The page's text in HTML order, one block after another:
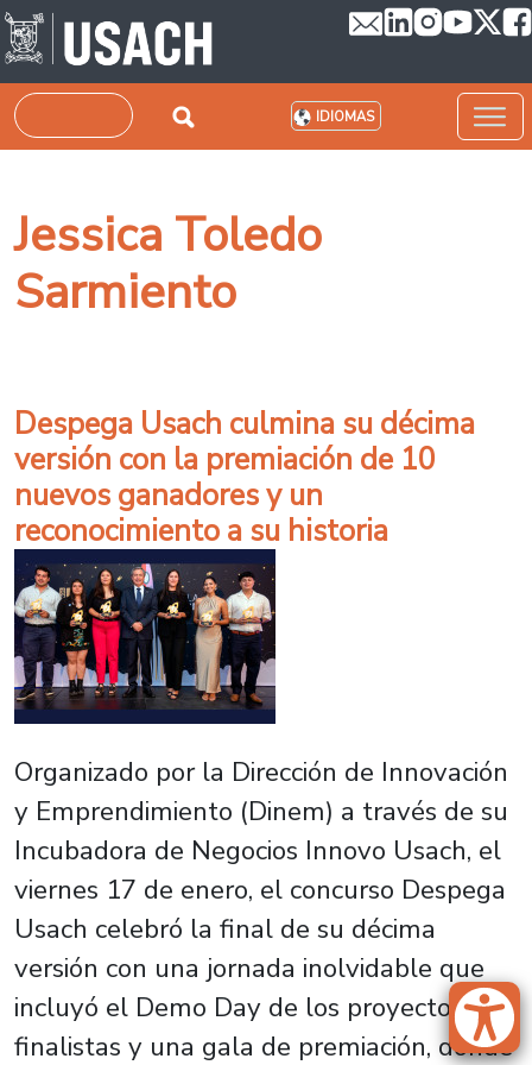
Pasar al contenido principal
Buscar IDIOMAS
Jessica Toledo
Sarmiento
Despega Usach culmina su décima
versión con la premiación de 10
nuevos ganadores y un
reconocimiento a su historia
Organizado por la Dirección de Innovación
y Emprendimiento (Dinem) a través de su
Incubadora de Negocios Innovo Usach, el
viernes 17 de enero, el concurso Despega
Usach celebró la final de su décima
versión con una jornada inolvidable que
incluyó el Demo Day de los proyectos
finalistas y una gala de premiación, donde